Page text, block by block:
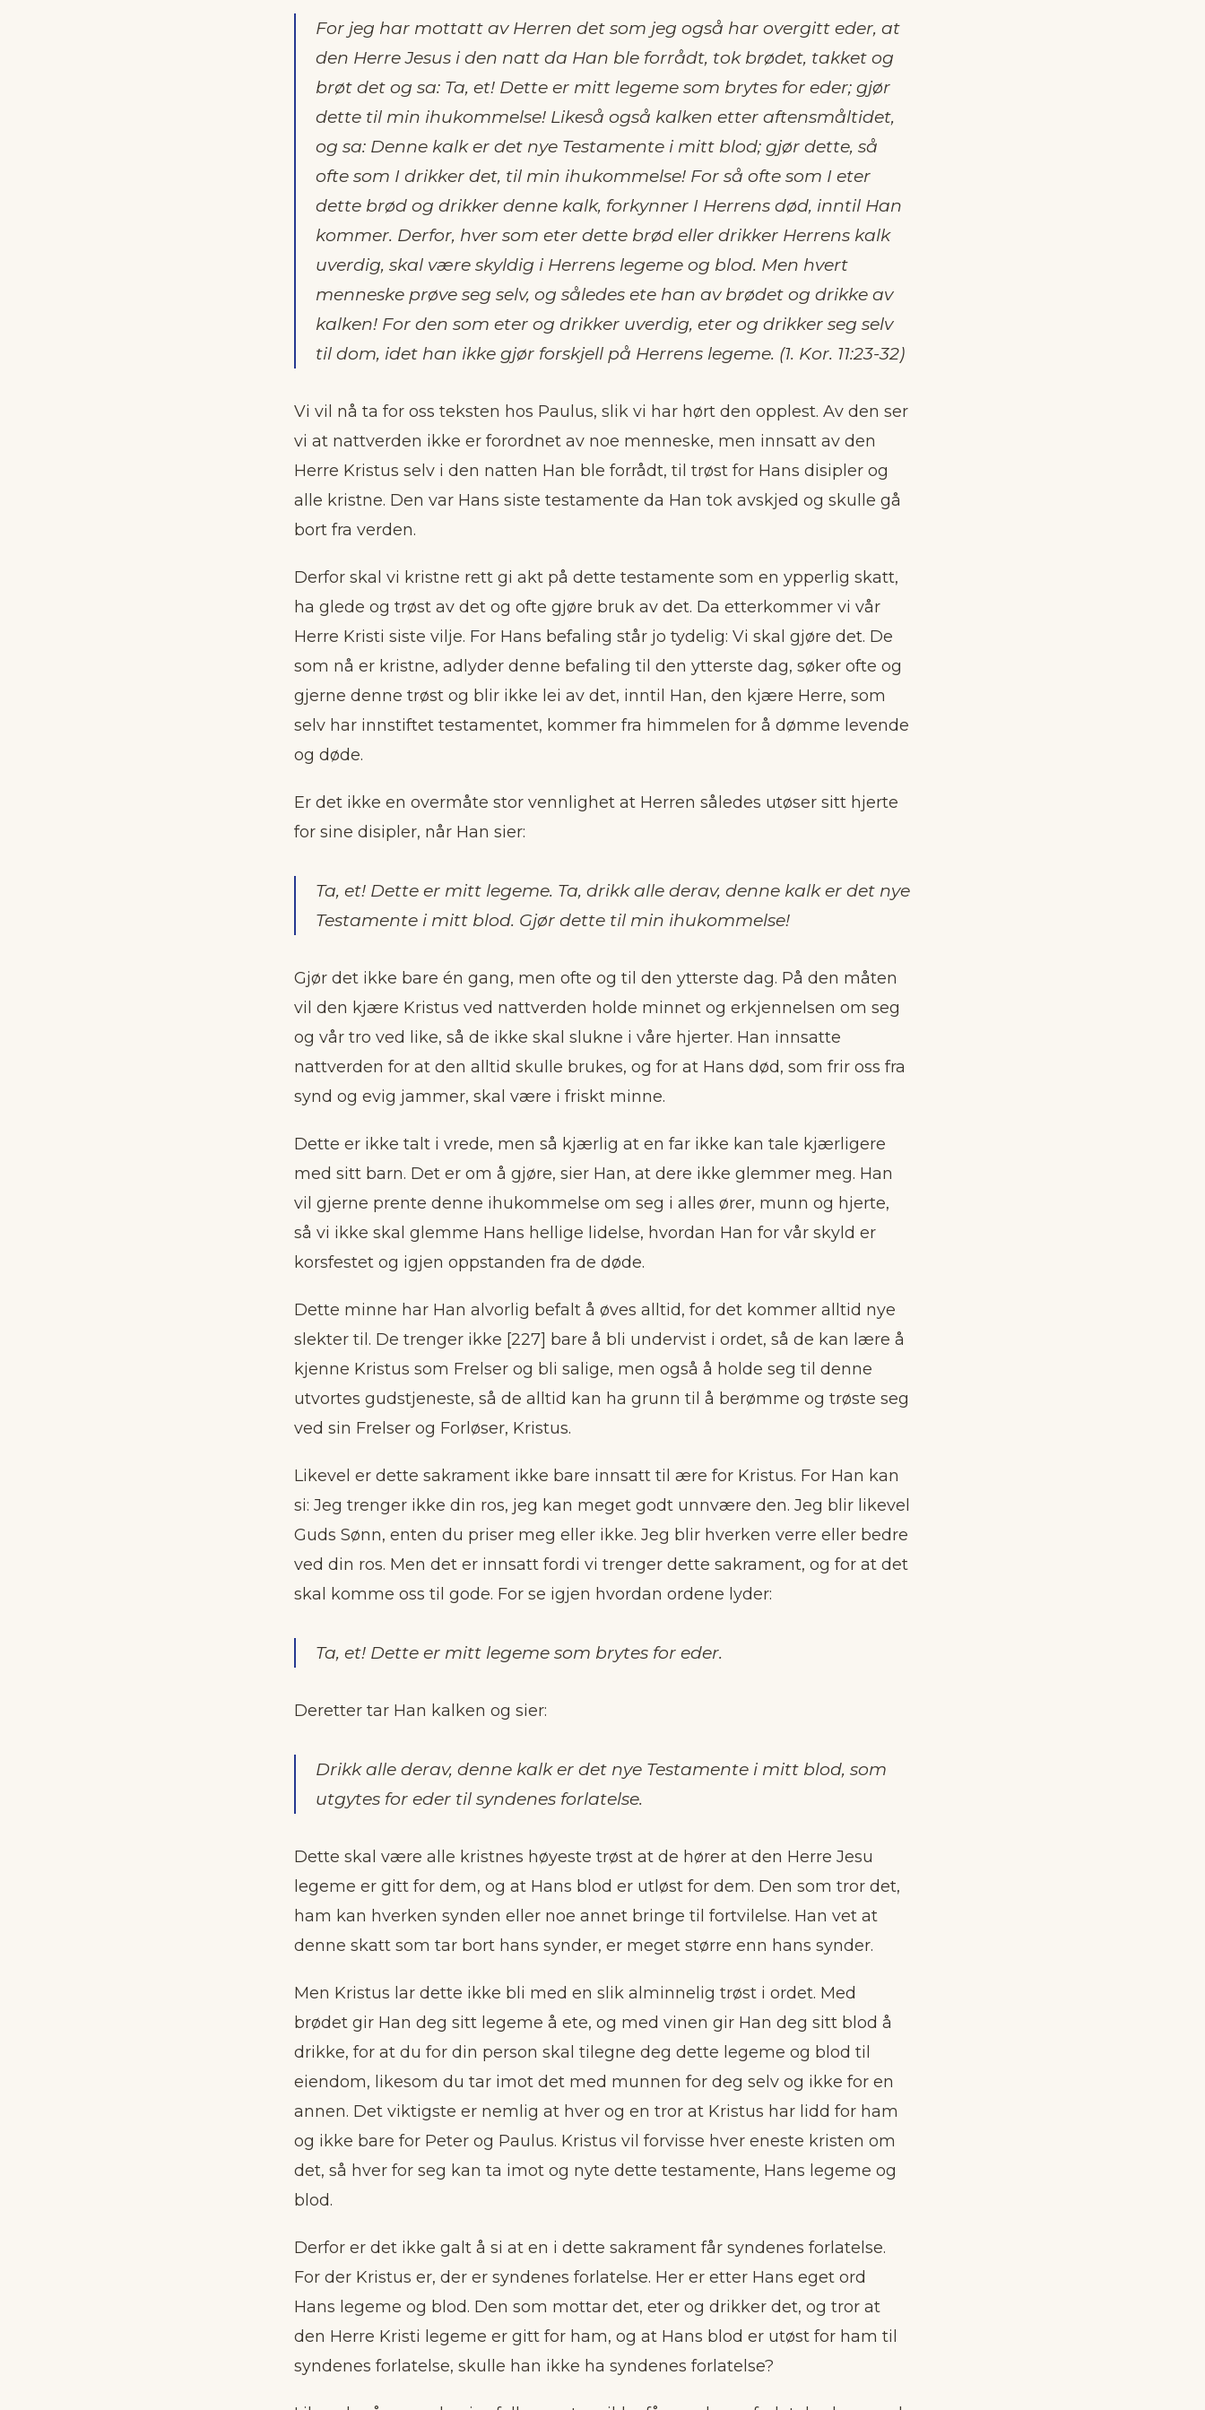
For jeg har mottatt av Herren det som jeg også har overgitt eder, at
den Herre Jesus i den natt da Han ble forrådt, tok brødet, takket og
brøt det og sa: Ta, et! Dette er mitt legeme som brytes for eder; gjør
dette til min ihukommelse! Likeså også kalken etter aftensmåltidet,
og sa: Denne kalk er det nye Testamente i mitt blod; gjør dette, så
ofte som I drikker det, til min ihukommelse! For så ofte som I eter
dette brød og drikker denne kalk, forkynner I Herrens død, inntil Han
kommer. Derfor, hver som eter dette brød eller drikker Herrens kalk
uverdig, skal være skyldig i Herrens legeme og blod. Men hvert
menneske prøve seg selv, og således ete han av brødet og drikke av
kalken! For den som eter og drikker uverdig, eter og drikker seg selv
til dom, idet han ikke gjør forskjell på Herrens legeme. (1. Kor. 11:23-32)
Vi vil nå ta for oss teksten hos Paulus, slik vi har hørt den opplest. Av den ser
vi at nattverden ikke er forordnet av noe menneske, men innsatt av den
Herre Kristus selv i den natten Han ble forrådt, til trøst for Hans disipler og
alle kristne. Den var Hans siste testamente da Han tok avskjed og skulle gå
bort fra verden.
Derfor skal vi kristne rett gi akt på dette testamente som en ypperlig skatt,
ha glede og trøst av det og ofte gjøre bruk av det. Da etterkommer vi vår
Herre Kristi siste vilje. For Hans befaling står jo tydelig: Vi skal gjøre det. De
som nå er kristne, adlyder denne befaling til den ytterste dag, søker ofte og
gjerne denne trøst og blir ikke lei av det, inntil Han, den kjære Herre, som
selv har innstiftet testamentet, kommer fra himmelen for å dømme levende
og døde.
Er det ikke en overmåte stor vennlighet at Herren således utøser sitt hjerte
for sine disipler, når Han sier:
Ta, et! Dette er mitt legeme. Ta, drikk alle derav, denne kalk er det nye
Testamente i mitt blod. Gjør dette til min ihukommelse!
Gjør det ikke bare én gang, men ofte og til den ytterste dag. På den måten
vil den kjære Kristus ved nattverden holde minnet og erkjennelsen om seg
og vår tro ved like, så de ikke skal slukne i våre hjerter. Han innsatte
nattverden for at den alltid skulle brukes, og for at Hans død, som frir oss fra
synd og evig jammer, skal være i friskt minne.
Dette er ikke talt i vrede, men så kjærlig at en far ikke kan tale kjærligere
med sitt barn. Det er om å gjøre, sier Han, at dere ikke glemmer meg. Han
vil gjerne prente denne ihukommelse om seg i alles ører, munn og hjerte,
så vi ikke skal glemme Hans hellige lidelse, hvordan Han for vår skyld er
korsfestet og igjen oppstanden fra de døde.
Dette minne har Han alvorlig befalt å øves alltid, for det kommer alltid nye
slekter til. De trenger ikke [227] bare å bli undervist i ordet, så de kan lære å
kjenne Kristus som Frelser og bli salige, men også å holde seg til denne
utvortes gudstjeneste, så de alltid kan ha grunn til å berømme og trøste seg
ved sin Frelser og Forløser, Kristus.
Likevel er dette sakrament ikke bare innsatt til ære for Kristus. For Han kan
si: Jeg trenger ikke din ros, jeg kan meget godt unnvære den. Jeg blir likevel
Guds Sønn, enten du priser meg eller ikke. Jeg blir hverken verre eller bedre
ved din ros. Men det er innsatt fordi vi trenger dette sakrament, og for at det
skal komme oss til gode. For se igjen hvordan ordene lyder:
Ta, et! Dette er mitt legeme som brytes for eder.
Deretter tar Han kalken og sier:
Drikk alle derav, denne kalk er det nye Testamente i mitt blod, som
utgytes for eder til syndenes forlatelse.
Dette skal være alle kristnes høyeste trøst at de hører at den Herre Jesu
legeme er gitt for dem, og at Hans blod er utløst for dem. Den som tror det,
ham kan hverken synden eller noe annet bringe til fortvilelse. Han vet at
denne skatt som tar bort hans synder, er meget større enn hans synder.
Men Kristus lar dette ikke bli med en slik alminnelig trøst i ordet. Med
brødet gir Han deg sitt legeme å ete, og med vinen gir Han deg sitt blod å
drikke, for at du for din person skal tilegne deg dette legeme og blod til
eiendom, likesom du tar imot det med munnen for deg selv og ikke for en
annen. Det viktigste er nemlig at hver og en tror at Kristus har lidd for ham
og ikke bare for Peter og Paulus. Kristus vil forvisse hver eneste kristen om
det, så hver for seg kan ta imot og nyte dette testamente, Hans legeme og
blod.
Derfor er det ikke galt å si at en i dette sakrament får syndenes forlatelse.
For der Kristus er, der er syndenes forlatelse. Her er etter Hans eget ord
Hans legeme og blod. Den som mottar det, eter og drikker det, og tror at
den Herre Kristi legeme er gitt for ham, og at Hans blod er utøst for ham til
syndenes forlatelse, skulle han ikke ha syndenes forlatelse?